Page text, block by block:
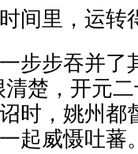
间里，运转
步步吞并了
楚，开元
时，姚州都
起威慑吐蕃